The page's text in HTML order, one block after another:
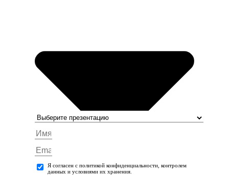
Я согласен с политикой конфиденциальности, контролем
данных и условиями их хранения.